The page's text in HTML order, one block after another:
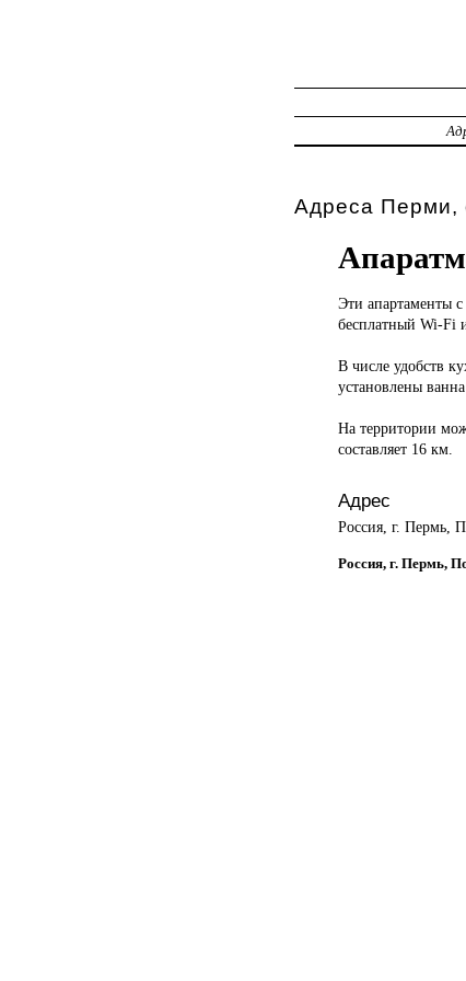
Адреса Перми,
Эти апартаменты
бесплатный Wi-Fi и
В числе удобств
установлены
На территории
составляет 16 км.
Адрес
Россия, г. Пермь,
Россия, г. Пермь,